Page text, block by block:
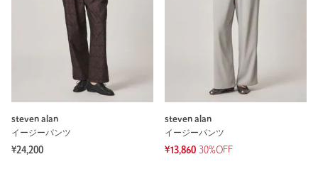
steven alan
イージーパンツ
¥24,200
steven alan
イージーパンツ
¥13,860 30%OFF